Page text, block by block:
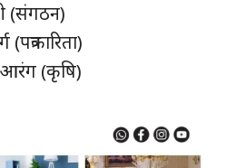
(संगठन)
(कृषि)